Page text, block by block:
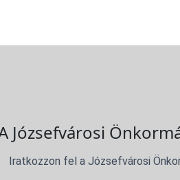
Józsefvárosi
Iratkozzon fel a Józsefvárosi